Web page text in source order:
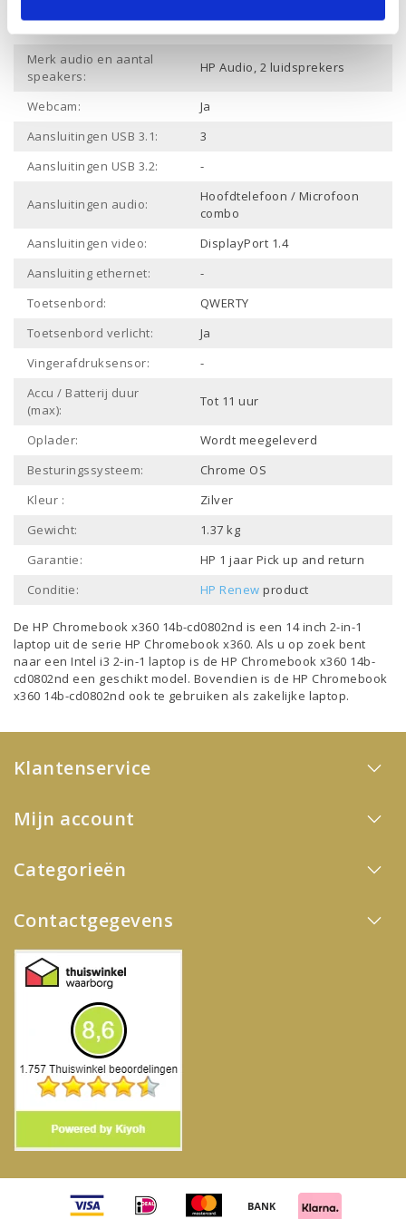
Ja
Merk audio en aantal
speakers:
HP Audio, 2 luidsprekers
Webcam:
Ja
Aansluitingen USB 3.1:
3
Aansluitingen USB 3.2:
-
Aansluitingen audio:
Hoofdtelefoon / Microfoon
combo
Aansluitingen video:
DisplayPort 1.4
Aansluiting ethernet:
-
Toetsenbord:
QWERTY
Toetsenbord verlicht:
Ja
Vingerafdruksensor:
-
Accu / Batterij duur
(max):
Tot 11 uur
Oplader:
Wordt meegeleverd
Besturingssysteem:
Chrome OS
Kleur :
Zilver
Gewicht:
1.37 kg
Garantie:
HP 1 jaar Pick up and return
Conditie:
HP Renew product
De HP Chromebook x360 14b-cd0802nd is een 14 inch 2-in-1
laptop uit de serie HP Chromebook x360. Als u op zoek bent
naar eenIntel i3 2-in-1 laptopis de HP Chromebook x360 14b-
cd0802nd een geschikt model. Bovendien is de HP Chromebook
x360 14b-cd0802nd ook te gebruiken als zakelijke laptop.
Klantenservice
Mijn account
Categorieën
Contactgegevens